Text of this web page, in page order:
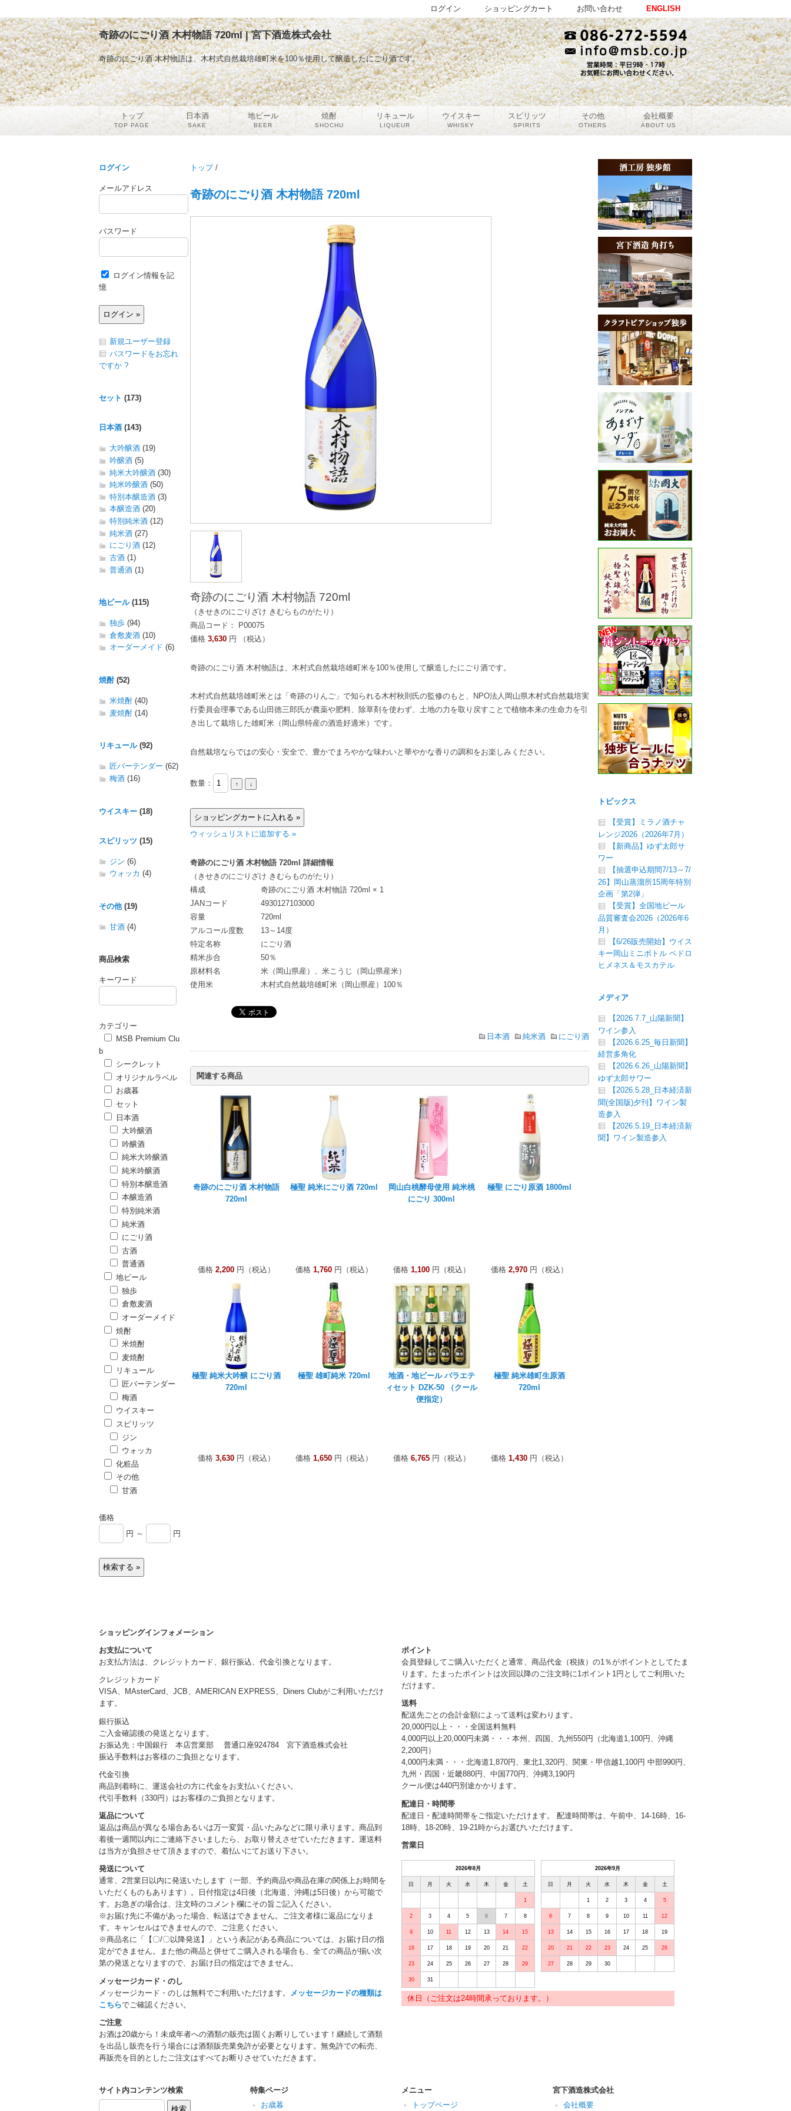
奇跡のにごり酒 木村物語 720ml | 宮下酒造株式会社
奇跡のにごり酒 木村物語は、木村式自然栽培雄町米を100％使用して醸造したにごり酒です。
トップ/
奇跡のにごり酒 木村物語 720ml
奇跡のにごり酒 木村物語 720ml
（きせきのにごりざけ きむらものがたり）
商品コード： P00075
価格 3,630 円 （税込）
奇跡のにごり酒 木村物語は、木村式自然栽培雄町米を100％使用して醸造したにごり酒です。
木村式自然栽培雄町米とは「奇跡のりんご」で知られる木村秋則氏の監修のもと、NPO法人岡山県木村式自然栽培実
行委員会理事である山田徳三郎氏が農薬や肥料、除草剤を使わず、土地の力を取り戻すことで植物本来の生命力を引
き出して栽培した雄町米（岡山県特産の酒造好適米）です。
自然栽培ならではの安心・安全で、豊かでまろやかな味わいと華やかな香りの調和をお楽しみください。
数量：
ウィッシュリストに追加する »
奇跡のにごり酒 木村物語 720ml 詳細情報
（きせきのにごりざけ きむらものがたり）
構成
奇跡のにごり酒 木村物語 720ml × 1
JANコード
4930127103000
容量
720ml
アルコール度数
13～14度
特定名称
にごり酒
精米歩合
50％
原材料名
米（岡山県産）、米こうじ（岡山県産米）
使用米
木村式自然栽培雄町米（岡山県産）100％
日本酒 純米酒 にごり酒
関連する商品
奇跡のにごり酒 木村物語
720ml
価格 2,200円（税込）
極聖 純米にごり酒 720ml
価格 1,760円（税込）
岡山白桃酵母使用 純米桃
にごり 300ml
価格 1,100円（税込）
極聖 にごり原酒 1800ml
価格 2,970円（税込）
極聖 純米大吟醸 にごり酒
720ml
価格 3,630円（税込）
極聖 雄町純米 720ml
価格 1,650円（税込）
地酒・地ビール バラエテ
ィセット DZK-50 （クール
便指定）
価格 6,765円（税込）
極聖 純米雄町生原酒
720ml
価格 1,430円（税込）
ログイン
メールアドレス
パスワード
ログイン情報を記
憶
新規ユーザー登録
パスワードをお忘れ
ですか ?
セット (173)
日本酒 (143)
大吟醸酒 (19)
吟醸酒 (5)
純米大吟醸酒 (30)
純米吟醸酒 (50)
特別本醸造酒 (3)
本醸造酒 (20)
特別純米酒 (12)
純米酒 (27)
にごり酒 (12)
古酒 (1)
普通酒 (1)
地ビール(115)
独歩 (94)
倉敷麦酒 (10)
オーダーメイド (6)
焼酎(52)
米焼酎 (40)
麦焼酎 (14)
リキュール(92)
匠バーテンダー (62)
梅酒 (16)
ウイスキー (18)
スピリッツ (15)
ジン (6)
ウォッカ (4)
その他(19)
甘酒 (4)
商品検索
キーワード
カテゴリー
MSB Premium Clu
b
シークレット
オリジナルラベル
お歳暮
セット
日本酒
大吟醸酒
吟醸酒
純米大吟醸酒
純米吟醸酒
特別本醸造酒
本醸造酒
特別純米酒
純米酒
にごり酒
古酒
普通酒
地ビール
独歩
倉敷麦酒
オーダーメイド
焼酎
米焼酎
麦焼酎
リキュール
匠バーテンダー
梅酒
ウイスキー
スピリッツ
ジン
ウォッカ
化粧品
その他
甘酒
価格
円 ～
円
トピックス
【受賞】ミラノ酒チャ
レンジ2026（2026年7月）
【新商品】ゆず太郎サ
ワー
【抽選申込期間7/13～7/
26】岡山蒸溜所15周年特別
企画「第2弾」
【受賞】全国地ビール
品質審査会2026（2026年6
月）
【6/26販売開始】ウイス
キー岡山ミニボトル ペドロ
ヒメネス＆モスカテル
メディア
【2026.7.7_山陽新聞】
ワイン参入
【2026.6.25_毎日新聞】
経営多角化
【2026.6.26_山陽新聞】
ゆず太郎サワー
【2026.5.28_日本経済新
聞(全国版)夕刊】ワイン製
造参入
【2026.5.19_日本経済新
聞】ワイン製造参入
ショッピングインフォメーション
お支払について
お支払方法は、クレジットカード、銀行振込、代金引換となります。
クレジットカード
VISA、MAsterCard、JCB、AMERICAN EXPRESS、Diners Clubがご利用いただけ
ます。
銀行振込
ご入金確認後の発送となります。
お振込先：中国銀行 本店営業部 普通口座924784 宮下酒造株式会社
振込手数料はお客様のご負担となります。
代金引換
商品到着時に、運送会社の方に代金をお支払いください。
代引手数料（330円）はお客様のご負担となります。
返品について
返品は商品が異なる場合あるいは万一変質・品いたみなどに限り承ります。商品到
着後一週間以内にご連絡下さいましたら、お取り替えさせていただきます。運送料
は当方が負担させて頂きますので、着払いにてお送り下さい。
発送について
通常、2営業日以内に発送いたします（一部、予約商品や商品在庫の関係上お時間を
いただくものもあります）。日付指定は4日後（北海道、沖縄は5日後）から可能で
す。お急ぎの場合は、注文時のコメント欄にその旨ご記入ください。
※お届け先に不備があった場合、転送はできません。ご注文者様に返品になりま
す。キャンセルはできませんので、ご注意ください。
※商品名に「【〇/〇以降発送】」という表記がある商品については、お届け日の指
定ができません。また他の商品と併せてご購入される場合も、全ての商品が揃い次
第の発送となりますので、お届け日の指定はできません。
メッセージカード・のし
メッセージカード・のしは無料でご利用いただけます。
メッセージカードの種類は
こちらでご確認ください。
ご注意
お酒は20歳から！未成年者への酒類の販売は固くお断りしています！継続して酒類
を出品し販売を行う場合には酒類販売業免許が必要となります。無免許での転売、
再販売を目的としたご注文はすべてお断りさせていただきます。
ポイント
会員登録してご購入いただくと通常、商品代金（税抜）の1％がポイントとしてたま
ります。たまったポイントは次回以降のご注文時に1ポイント1円としてご利用いた
だけます。
送料
配送先ごとの合計金額によって送料は変わります。
20,000円以上・・・全国送料無料
4,000円以上20,000円未満・・・本州、四国、九州550円（北海道1,100円、沖縄
2,200円）
4,000円未満・・・北海道1,870円、東北1,320円、関東・甲信越1,100円 中部990円、
九州・四国・近畿880円、中国770円、沖縄3,190円
クール便は440円別途かかります。
配達日・時間帯
配達日・配達時間帯をご指定いただけます。 配達時間帯は、午前中、14-16時、16-
18時、18-20時、19-21時からお選びいただけます。
営業日
2026年8月
日 月 火 水 木 金 土
1
2 3 4 5 6 7 8
9 10 11 12 13 14 15
16 17 18 19 20 21 22
23 24 25 26 27 28 29
30 31
2026年9月
日 月 火 水 木 金 土
1 2 3 4 5
6 7 8 9 10 11 12
13 14 15 16 17 18 19
20 21 22 23 24 25 26
27 28 29 30
休日（ご注文は24時間承っております。）
サイト内コンテンツ検索
特集ページ
お歳暮
メニュー
トップページ
宮下酒造株式会社
会社概要
トップ
TOP PAGE
日本酒
SAKE
地ビール
BEER
焼酎
SHOCHU
リキュール
LIQUEUR
ウイスキー
WHISKY
スピリッツ
SPIRITS
その他
OTHERS
会社概要
ABOUT US
ENGLISH
お問い合わせ
ショッピングカート
ログイン